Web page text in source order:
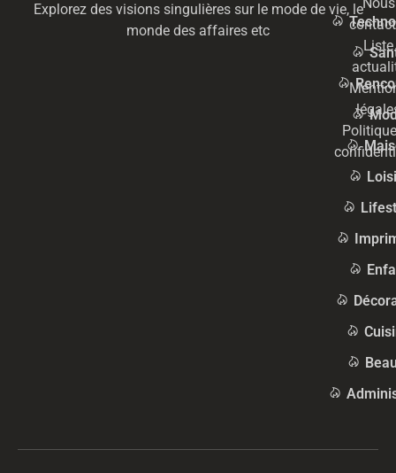
Explorez des visions singulières sur le mode de vie, le
monde des affaires etc
Liste